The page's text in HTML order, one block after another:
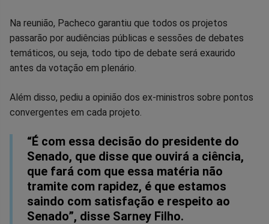
Na reunião, Pacheco garantiu que todos os projetos
passarão por audiências públicas e sessões de debates
temáticos, ou seja, todo tipo de debate será exaurido
antes da votação em plenário.
Além disso, pediu a opinião dos ex-ministros sobre pontos
convergentes em cada projeto.
“É com essa decisão do presidente do
Senado, que disse que ouvirá a ciência,
que fará com que essa matéria não
tramite com rapidez, é que estamos
saindo com satisfação e respeito ao
Senado”, disse Sarney Filho.